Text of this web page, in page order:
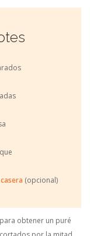
(opcional)
obtener un puré